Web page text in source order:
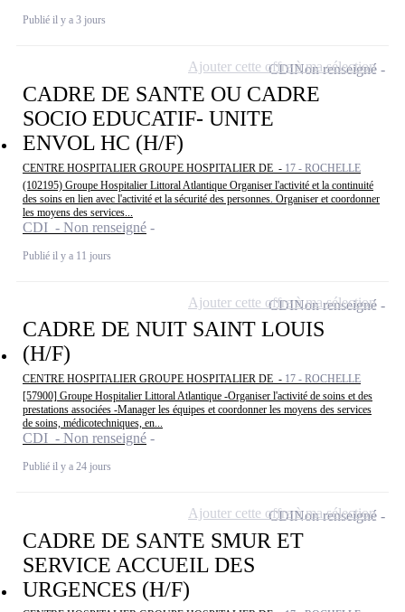
Publié il y a 3 jours
CADRE DE SANTE OU CADRE
SOCIO EDUCATIF- UNITE
ENVOL HC (H/F)
CENTRE HOSPITALIER GROUPE HOSPITALIER DE - 17 - ROCHELLE
(102195) Groupe Hospitalier Littoral Atlantique Organiser l'activité et la continuité
des soins en lien avec l'activité et la sécurité des personnes. Organiser et coordonner
les moyens des services...
CDI - Non renseigné
Publié il y a 11 jours
CDINon renseigné
Ajouter cette offre à ma sélection
CADRE DE NUIT SAINT LOUIS
(H/F)
CENTRE HOSPITALIER GROUPE HOSPITALIER DE - 17 - ROCHELLE
[57900] Groupe Hospitalier Littoral Atlantique -Organiser l'activité de soins et des
prestations associées -Manager les équipes et coordonner les moyens des services
de soins, médicotechniques, en...
CDI - Non renseigné
Publié il y a 24 jours
CDINon renseigné
Ajouter cette offre à ma sélection
CADRE DE SANTE SMUR ET
SERVICE ACCUEIL DES
URGENCES (H/F)
CDINon renseigné
Ajouter cette offre à ma sélection